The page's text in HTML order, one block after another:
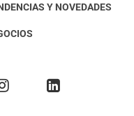
Y NOVEDADES